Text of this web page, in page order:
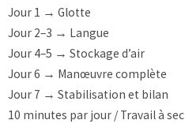
Jour 1 → Glotte
Jour 2–3 → Langue
Jour 4–5 → Stockage d’air
Jour 6 → Manœuvre complète
Jour 7 → Stabilisation et bilan
10 minutes par jour / Travail à sec